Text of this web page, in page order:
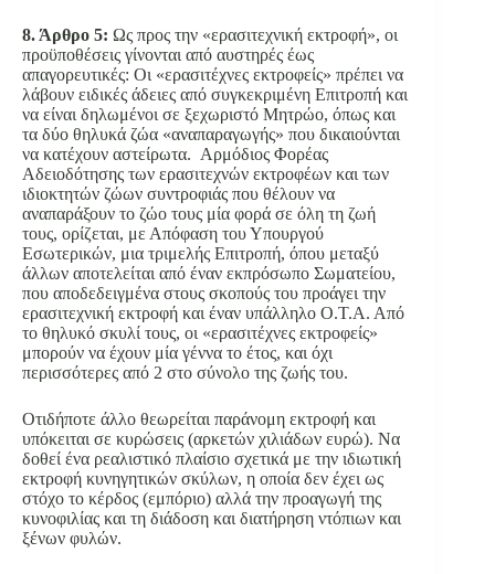
8. Άρθρο 5: Ως προς την «ερασιτεχνική εκτροφή», οι
προϋποθέσεις γίνονται από αυστηρές έως
απαγορευτικές: Οι «ερασιτέχνες εκτροφείς» πρέπει να
λάβουν ειδικές άδειες από συγκεκριμένη Επιτροπή και
να είναι δηλωμένοι σε ξεχωριστό Μητρώο, όπως και
τα δύο θηλυκά ζώα «αναπαραγωγής» που δικαιούνται
να κατέχουν αστείρωτα. Αρμόδιος Φορέας
Αδειοδότησης των ερασιτεχνών εκτροφέων και των
ιδιοκτητών ζώων συντροφιάς που θέλουν να
αναπαράξουν το ζώο τους μία φορά σε όλη τη ζωή
τους, ορίζεται, με Απόφαση του Υπουργού
Εσωτερικών, μια τριμελής Επιτροπή, όπου μεταξύ
άλλων αποτελείται από έναν εκπρόσωπο Σωματείου,
που αποδεδειγμένα στους σκοπούς του προάγει την
ερασιτεχνική εκτροφή και έναν υπάλληλο Ο.Τ.Α. Από
το θηλυκό σκυλί τους, οι «ερασιτέχνες εκτροφείς»
μπορούν να έχουν μία γέννα το έτος, και όχι
περισσότερες από 2 στο σύνολο της ζωής του.
Οτιδήποτε άλλο θεωρείται παράνομη εκτροφή και
υπόκειται σε κυρώσεις (αρκετών χιλιάδων ευρώ). Να
δοθεί ένα ρεαλιστικό πλαίσιο σχετικά με την ιδιωτική
εκτροφή κυνηγητικών σκύλων, η οποία δεν έχει ως
στόχο το κέρδος (εμπόριο) αλλά την προαγωγή της
κυνοφιλίας και τη διάδοση και διατήρηση ντόπιων και
ξένων φυλών.